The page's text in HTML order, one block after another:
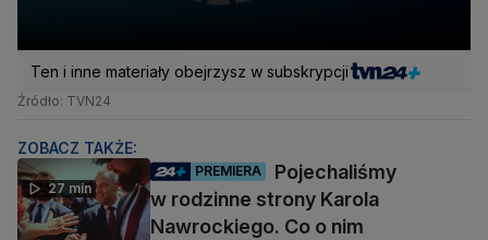
Ten i inne materiały obejrzysz w subskrypcji
Źródło: TVN24
ZOBACZ TAKŻE:
27 min
PREMIERA
Pojechaliśmy
w rodzinne strony Karola
Nawrockiego. Co o nim